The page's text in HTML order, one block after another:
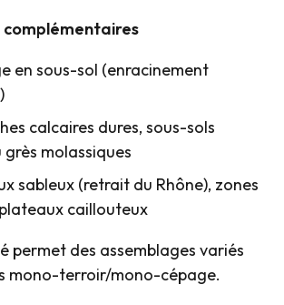
en sous-sol (enracinement
calcaires dures, sous-sols
molassiques
sableux (retrait du Rhône), zones
caillouteux
permet des assemblages variés
mono-terroir/mono-cépage.